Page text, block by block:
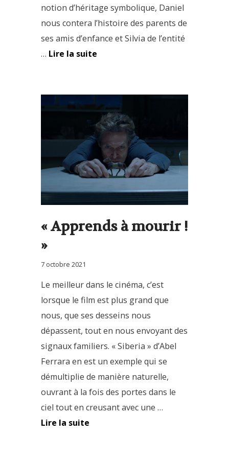
notion d’héritage symbolique, Daniel
nous contera l’histoire des parents de
ses amis d’enfance et Silvia de l’entité
… Lire la suite
« Apprends à mourir !
»
7 octobre 2021
Le meilleur dans le cinéma, c’est
lorsque le film est plus grand que
nous, que ses desseins nous
dépassent, tout en nous envoyant des
signaux familiers. « Siberia » d’Abel
Ferrara en est un exemple qui se
démultiplie de manière naturelle,
ouvrant à la fois des portes dans le
ciel tout en creusant avec une …
Lire la suite